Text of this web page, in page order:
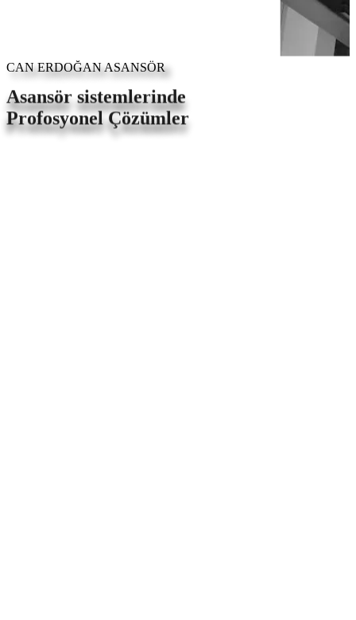
CAN ERDOĞAN ASANSÖR
Asansör sistemlerinde
Profosyonel Çözümler